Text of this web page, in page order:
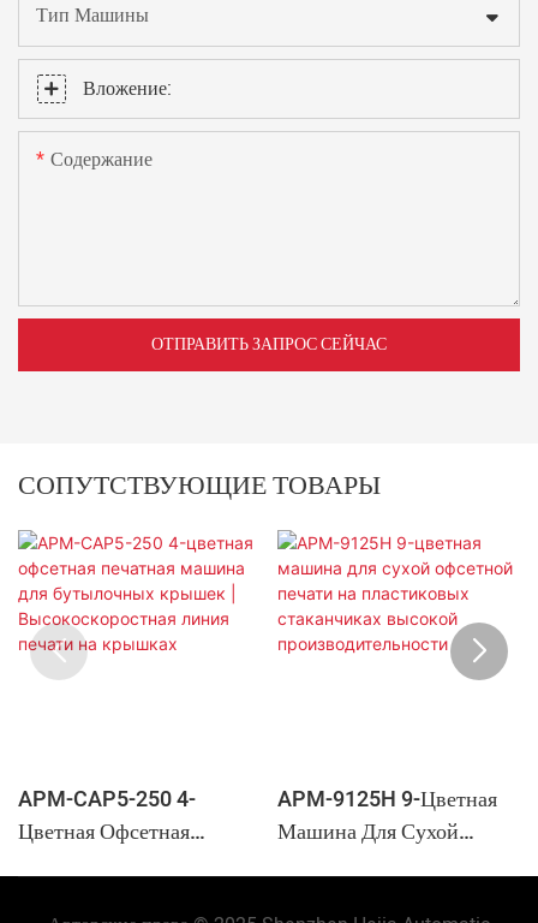
Тип Машины
Вложение:
Содержание
ОТПРАВИТЬ ЗАПРОС СЕЙЧАС
СОПУТСТВУЮЩИЕ ТОВАРЫ
APM-CAP5-250 4-
Цветная Офсетная
APM-9125H 9-Цветная
Машина Для Сухой